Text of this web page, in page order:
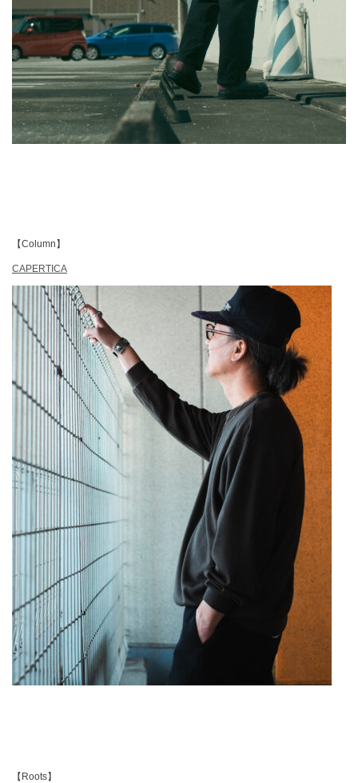
【Column】
CAPERTICA
【Roots】